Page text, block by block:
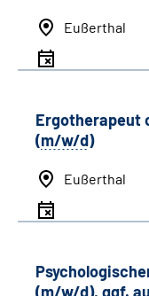
Eußerthal
Ergotherapeut
(m/w/d)
Eußerthal
(m/w/d), ggf.